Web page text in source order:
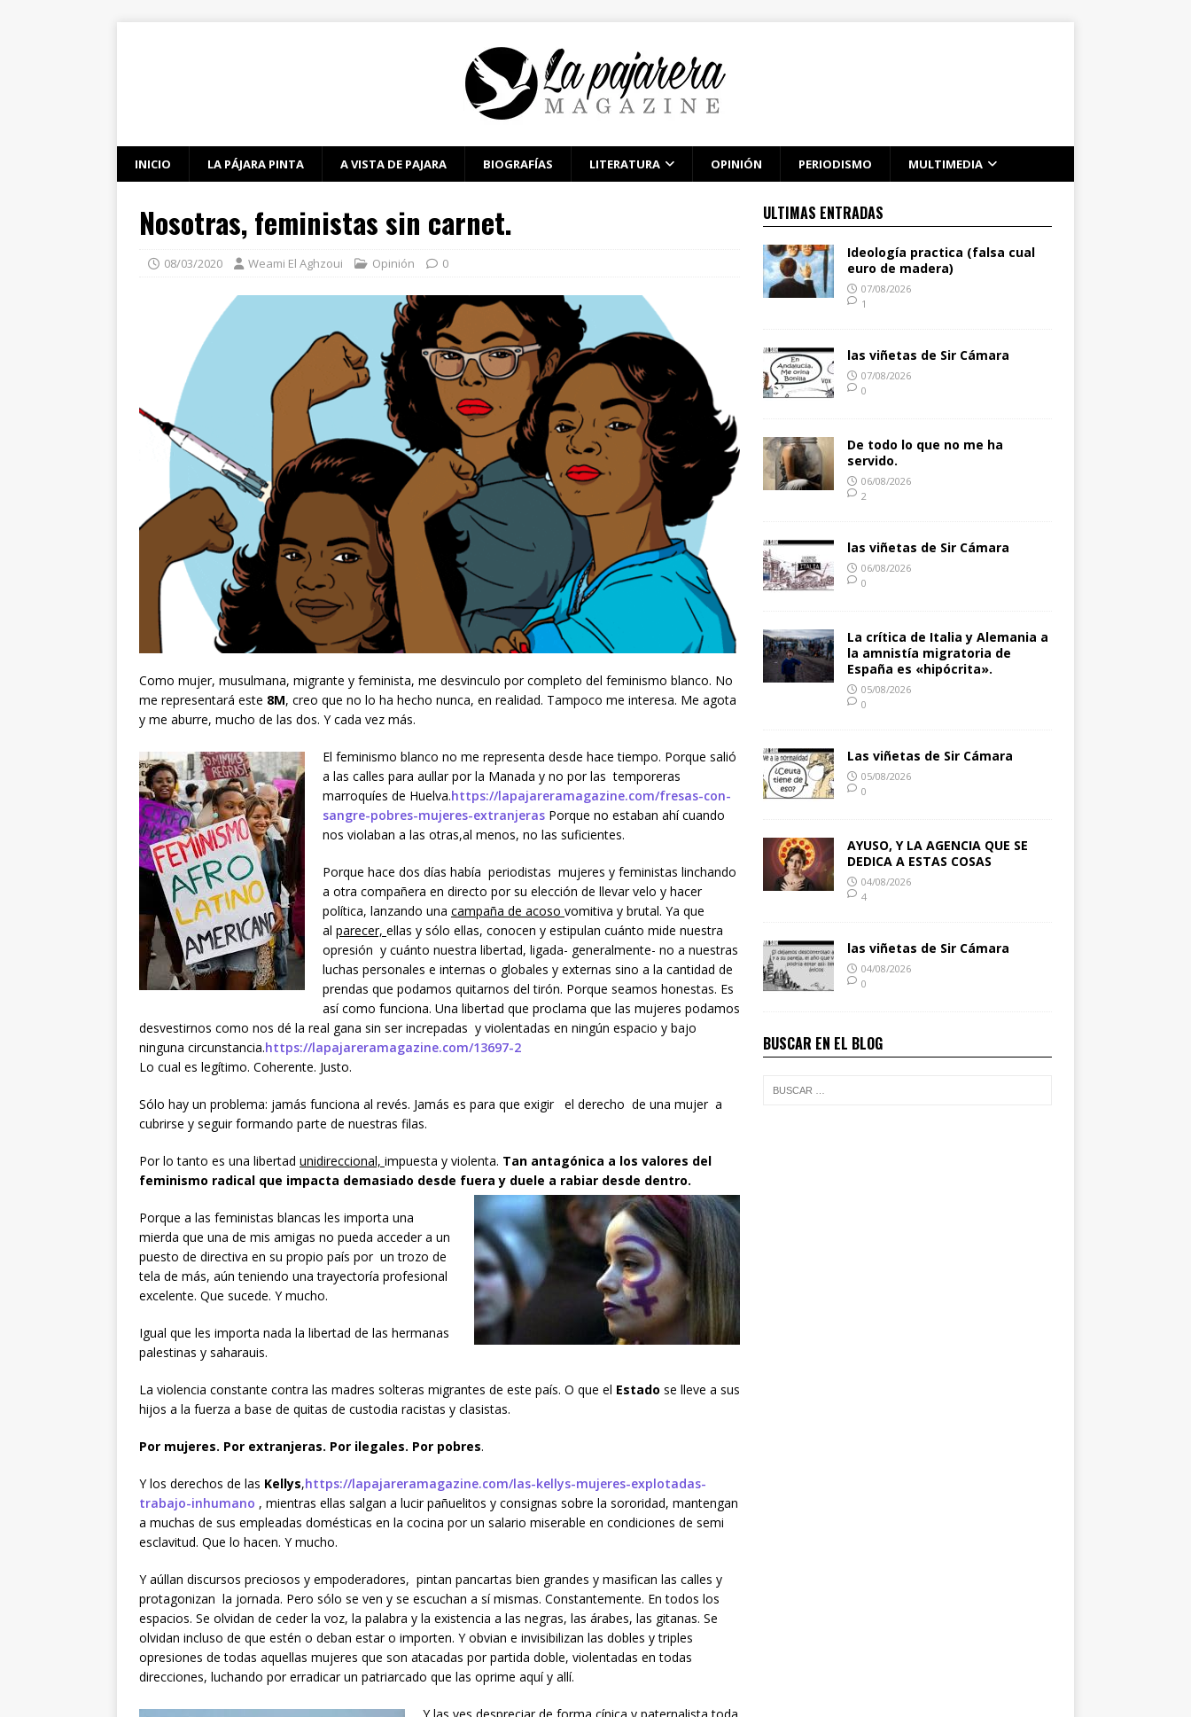
INICIO LA PÁJARA PINTA A VISTA DE PAJARA BIOGRAFÍAS LITERATURA OPINIÓN PERIODISMO MULTIMEDIA
Nosotras, feministas sin carnet.
08/03/2020 Weami El Aghzoui Opinión 0
Como mujer, musulmana, migrante y feminista, me desvinculo por completo del feminismo blanco. No
me representará este 8M, creo que no lo ha hecho nunca, en realidad. Tampoco me interesa. Me agota
y me aburre, mucho de las dos. Y cada vez más.
El feminismo blanco no me representa desde hace tiempo. Porque salió
a las calles para aullar por la Manada y no por las temporeras
marroquíes de Huelva.https://lapajareramagazine.com/fresas-con-
sangre-pobres-mujeres-extranjeras Porque no estaban ahí cuando
nos violaban a las otras,al menos, no las suficientes.
Porque hace dos días había periodistas mujeres y feministas linchando
a otra compañera en directo por su elección de llevar velo y hacer
política, lanzando una campaña de acoso vomitiva y brutal. Ya que
al parecer, ellas y sólo ellas, conocen y estipulan cuánto mide nuestra
opresión y cuánto nuestra libertad, ligada- generalmente- no a nuestras
luchas personales e internas o globales y externas sino a la cantidad de
prendas que podamos quitarnos del tirón. Porque seamos honestas. Es
así como funciona. Una libertad que proclama que las mujeres podamos
desvestirnos como nos dé la real gana sin ser increpadas y violentadas en ningún espacio y bajo
ninguna circunstancia.https://lapajareramagazine.com/13697-2
Lo cual es legítimo. Coherente. Justo.
Sólo hay un problema: jamás funciona al revés. Jamás es para que exigir el derecho de una mujer a
cubrirse y seguir formando parte de nuestras filas.
Por lo tanto es una libertad unidireccional, impuesta y violenta. Tan antagónica a los valores del
feminismo radical que impacta demasiado desde fuera y duele a rabiar desde dentro.
Porque a las feministas blancas les importa una
mierda que una de mis amigas no pueda acceder a un
puesto de directiva en su propio país por un trozo de
tela de más, aún teniendo una trayectoría profesional
excelente. Que sucede. Y mucho.
Igual que les importa nada la libertad de las hermanas
palestinas y saharauis.
La violencia constante contra las madres solteras migrantes de este país. O que el Estado se lleve a sus
hijos a la fuerza a base de quitas de custodia racistas y clasistas.
Por mujeres. Por extranjeras. Por ilegales. Por pobres.
Y los derechos de las Kellys,https://lapajareramagazine.com/las-kellys-mujeres-explotadas-
trabajo-inhumano , mientras ellas salgan a lucir pañuelitos y consignas sobre la sororidad, mantengan
a muchas de sus empleadas domésticas en la cocina por un salario miserable en condiciones de semi
esclavitud. Que lo hacen. Y mucho.
Y aúllan discursos preciosos y empoderadores, pintan pancartas bien grandes y masifican las calles y
protagonizan la jornada. Pero sólo se ven y se escuchan a sí mismas. Constantemente. En todos los
espacios. Se olvidan de ceder la voz, la palabra y la existencia a las negras, las árabes, las gitanas. Se
olvidan incluso de que estén o deban estar o importen. Y obvian e invisibilizan las dobles y triples
opresiones de todas aquellas mujeres que son atacadas por partida doble, violentadas en todas
direcciones, luchando por erradicar un patriarcado que las oprime aquí y allí.
Y las ves despreciar de forma cínica y paternalista toda
ULTIMAS ENTRADAS
Ideología practica (falsa cual
euro de madera)
07/08/2026
1
las viñetas de Sir Cámara
07/08/2026
0
De todo lo que no me ha
servido.
06/08/2026
2
las viñetas de Sir Cámara
06/08/2026
0
La crítica de Italia y Alemania a
la amnistía migratoria de
España es «hipócrita».
05/08/2026
0
Las viñetas de Sir Cámara
05/08/2026
0
AYUSO, Y LA AGENCIA QUE SE
DEDICA A ESTAS COSAS
04/08/2026
4
las viñetas de Sir Cámara
04/08/2026
0
BUSCAR EN EL BLOG